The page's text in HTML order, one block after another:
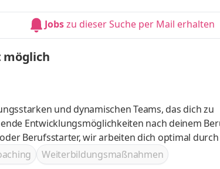
Jobszu dieser Suche per Mail erhalten
möglich
und dynamischen Teams, das dich zu
für den Außendienst durch Incentives und Mitarbeiterevents
Weiterbildungsmaßnahmen